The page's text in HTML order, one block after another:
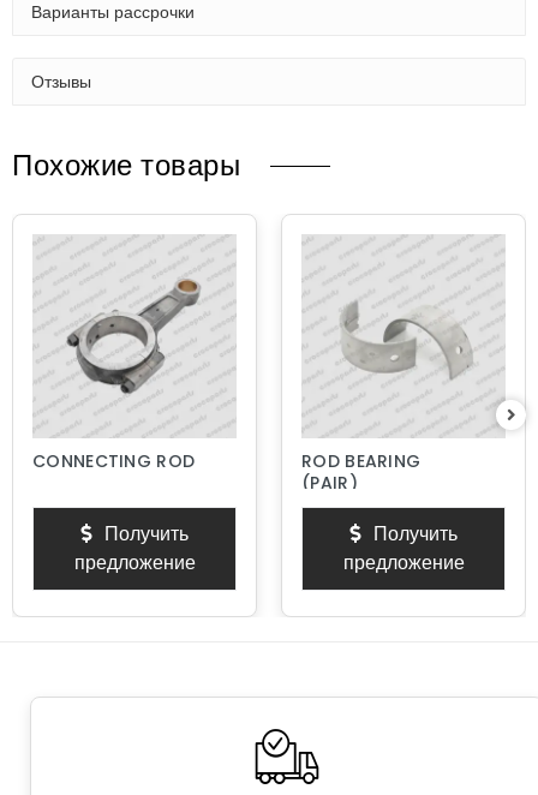
Варианты рассрочки
Отзывы
Похожие товары
CONNECTING ROD
Получить
предложение
ROD BEARING
(PAIR)
Получить
предложение